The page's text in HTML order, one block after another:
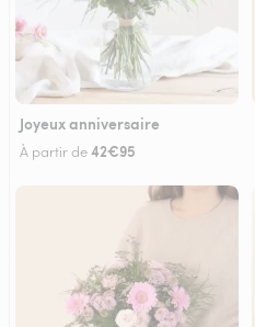
Joyeux anniversaire
À partir de42€95